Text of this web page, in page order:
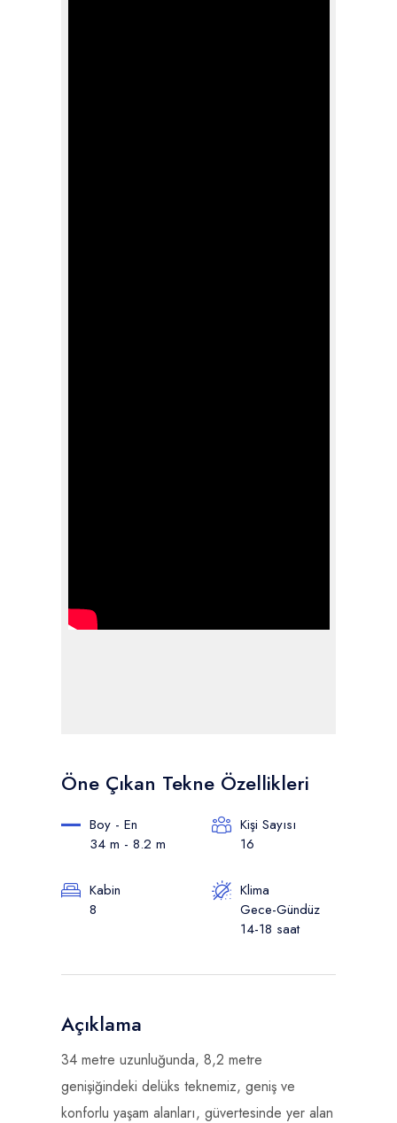
Öne Çıkan Tekne Özellikleri
Boy - En
34 m - 8.2 m
Kişi Sayısı
16
Kabin
8
Klima
Gece-Gündüz
14-18 saat
Açıklama
34 metre uzunluğunda, 8,2 metre
genişiğindeki delüks teknemiz, geniş ve
konforlu yaşam alanları, güvertesinde yer alan